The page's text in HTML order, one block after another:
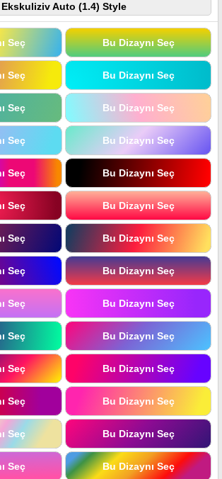
Ekskuliziv Auto (1.4) Style
Seç Bu Dizaynı Seç
Seç Bu Dizaynı Seç
Seç Bu Dizaynı Seç
Seç Bu Dizaynı Seç
Seç Bu Dizaynı Seç
Seç Bu Dizaynı Seç
Seç Bu Dizaynı Seç
Seç Bu Dizaynı Seç
Seç Bu Dizaynı Seç
Seç Bu Dizaynı Seç
Seç Bu Dizaynı Seç
Seç Bu Dizaynı Seç
Seç Bu Dizaynı Seç
Seç Bu Dizaynı Seç